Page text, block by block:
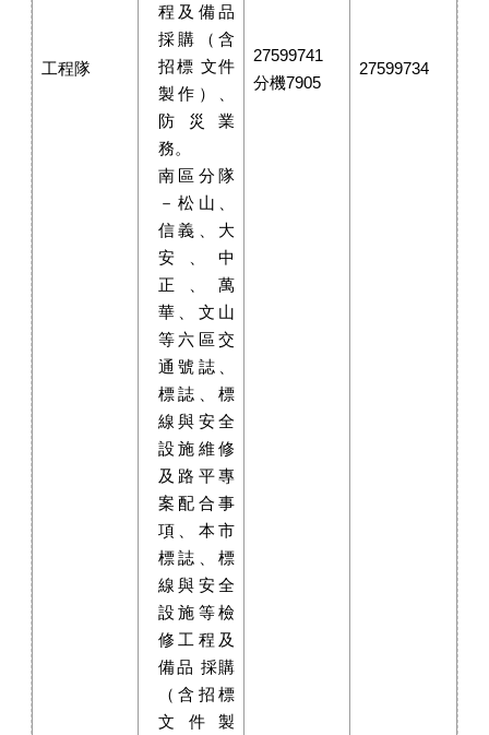
工程隊
程及備品
採購（含
招標 文件
製作）、
防災業
務。
南區分隊
－松山、
信義、大
安、中
正、萬
華、文山
等六區交
通號誌、
標誌、標
線與安全
設施維修
及路平專
案配合事
項、本市
標誌、標
線與安全
設施等檢
修工程及
備品 採購
（含招標
文件製
27599741
分機7905
27599734